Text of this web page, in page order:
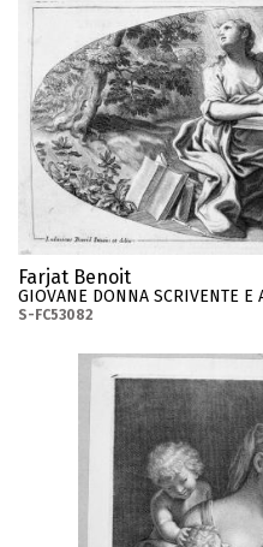
Farjat Benoit
GIOVANE DONNA SCRIVENTE E
S-FC53082